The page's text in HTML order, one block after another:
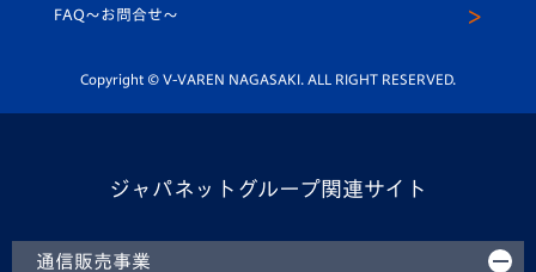
平和祈念活動
ホームタウン活動
スクール
FAQ〜お問合せ〜
Copyright © V-VAREN NAGASAKI. ALL RIGHT RESERVED.
ジャパネットグループ関連サイト
通信販売事業